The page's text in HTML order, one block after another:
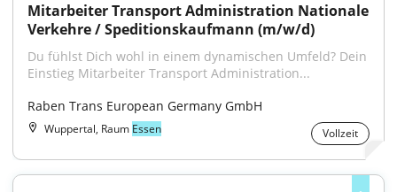
Mitarbeiter Transport Administration Nationale
Verkehre / Speditionskaufmann (m/w/d)
Du fühlst Dich wohl in einem dynamischen Umfeld? Dein
Einstieg Mitarbeiter Transport Administration...
Raben Trans European Germany GmbH
Wuppertal, Raum Essen Vollzeit